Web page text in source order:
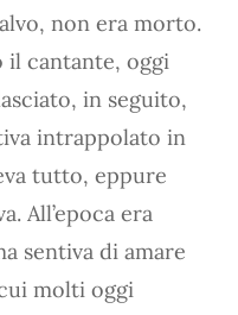
non era morto.
il cantante, oggi
in seguito,
intrappolato in
tutto, eppure
All’epoca era
sentiva di amare
molti oggi